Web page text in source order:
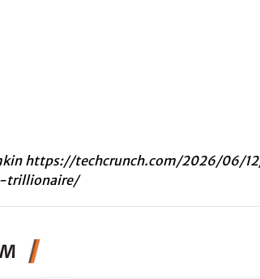
https://techcrunch.com/2026/06/
trillionaire/